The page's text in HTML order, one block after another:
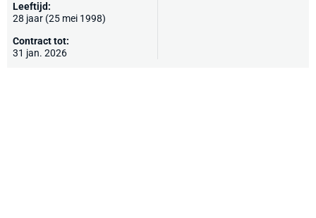
Leeftijd:
28 jaar (25 mei 1998)
Contract tot:
31 jan. 2026